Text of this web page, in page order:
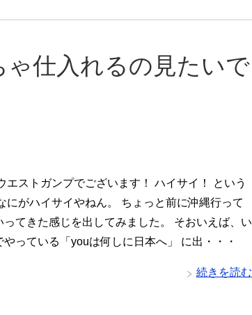
仕入れるの見たいで
エストガンプでございます！ ハイサイ！ という
にがハイサイやねん。 ちょっと前に沖縄行って
ってきた感じを出してみました。 そおいえば、い
やっている「youは何しに日本へ」 に出・・・
続きを読む